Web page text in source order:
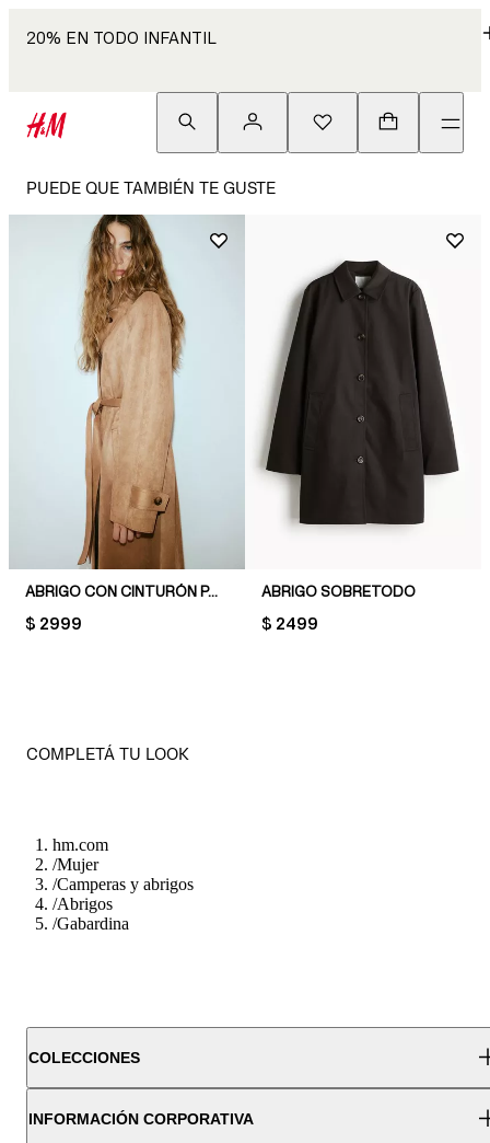
20% EN TODO INFANTIL
PUEDE QUE TAMBIÉN TE GUSTE
ABRIGO CON CINTURÓN PARA ATAR
PRICE:
$ 2999
ABRIGO SOBRETODO
PRICE:
$ 2499
COMPLETÁ TU LOOK
hm.com
/Mujer
/Camperas y abrigos
/Abrigos
/Gabardina
COLECCIONES
INFORMACIÓN CORPORATIVA